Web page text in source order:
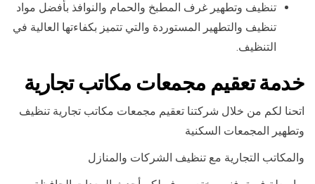
تنظيف وتطهير غرف المطبخ والحمام والنوافذ بأفضل مواد
تنظيف والتطهير المستوردة والتي تتميز بكفاءتها العالية في
التنظيف.
خدمة تعقيم مجمعات مكاتب تجارية
اتحنا لكم من خلال شركتنا تعقيم مجمعات مكاتب تجارية تنظيف
وتطهير المجمعات السكنية
والمكاتب التجارية مع تنظيف الشركات والمنازل